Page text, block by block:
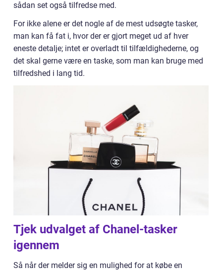
sådan set også tilfredse med.
For ikke alene er det nogle af de mest udsøgte tasker,
man kan få fat i, hvor der er gjort meget ud af hver
eneste detalje; intet er overladt til tilfældighederne, og
det skal gerne være en taske, som man kan bruge med
tilfredshed i lang tid.
Tjek udvalget af Chanel-tasker
igennem
Så når der melder sig en mulighed for at købe en